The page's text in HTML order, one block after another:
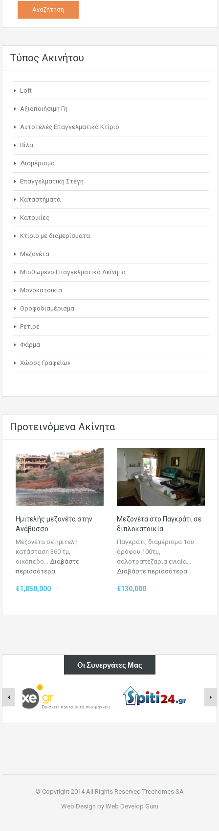
Τύπος Ακινήτου
Loft
Αξιοποιήσιμη Γη
Αυτοτελές Επαγγελματικό Κτίριο
Βίλα
Διαμέρισμα
Επαγγελματική Στέγη
Καταστήματα
Κατοικίες
Κτίριο με διαμερίσματα
Μεζονέτα
Μισθωμένο Επαγγελματικό Ακίνητο
Μονοκατοικία
Οροφοδιαμέρισμα
Ρετιρέ
Φάρμα
Χώρος Γραφείων
Προτεινόμενα Ακίνητα
Ημιτελής μεζονέτα στην
Ανάβυσσο
Μεζονέτα σε ημιτελή
κατάσταση 360 τμ,
οικόπεδο… Διαβάστε
περισσότερα
€1,050,000
Μεζονέτα στο Παγκράτι σε
διπλοκατοικία
Παγκράτι, διαμέρισμα 1ου
ορόφου 100τμ,
σαλοτραπεζαρία ενιαία…
Διαβάστε περισσότερα
€130,000
Οι Συνεργάτες Μας
© Copyright 2014 All Rights Reserved Treehomes SA
Web Design by Web Develop Guru